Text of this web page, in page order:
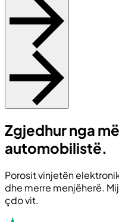
Zgjedhur nga
automobilistë.
Porosit vinjetën
dhe merre menjëherë.
çdo vit.